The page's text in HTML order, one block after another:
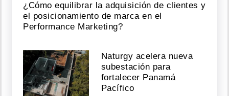
¿Cómo equilibrar la adquisición de clientes y
el posicionamiento de marca en el
Performance Marketing?
Naturgy acelera nueva
subestación para
fortalecer Panamá
Pacífico